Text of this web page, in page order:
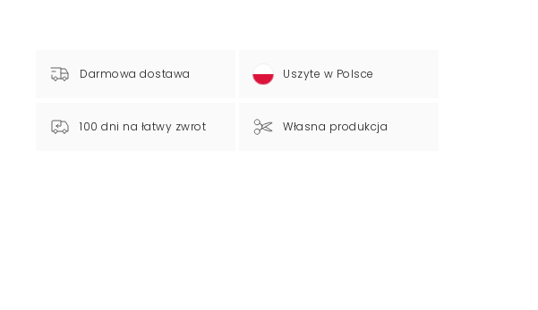
Darmowa dostawa Uszyte w Polsce
100 dni na łatwy zwrot Własna produkcja